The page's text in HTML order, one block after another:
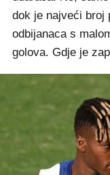
dok je najveći broj
odbijanaca s
golova. Gdje je